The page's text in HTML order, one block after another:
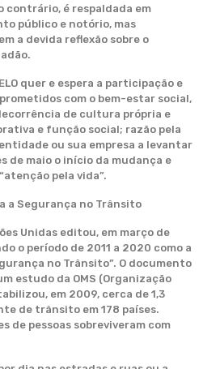
contrário, é respaldada em
público e notório, mas
a devida reflexão sobre o
quer e espera a participação e
com o bem-estar social,
de cultura própria e
e função social; razão pela
ou sua empresa a levantar
de maio o início da mudança e
pela vida”.
a Segurança no Trânsito
Unidas editou, em março de
o período de 2011 a 2020 como a
no Trânsito”. O documento
estudo da OMS (Organização
em 2009, cerca de 1,3
de trânsito em 178 países.
de pessoas sobreviveram com